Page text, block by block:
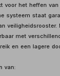
voor het heffen
systeem staat
met
en een lagere
van: